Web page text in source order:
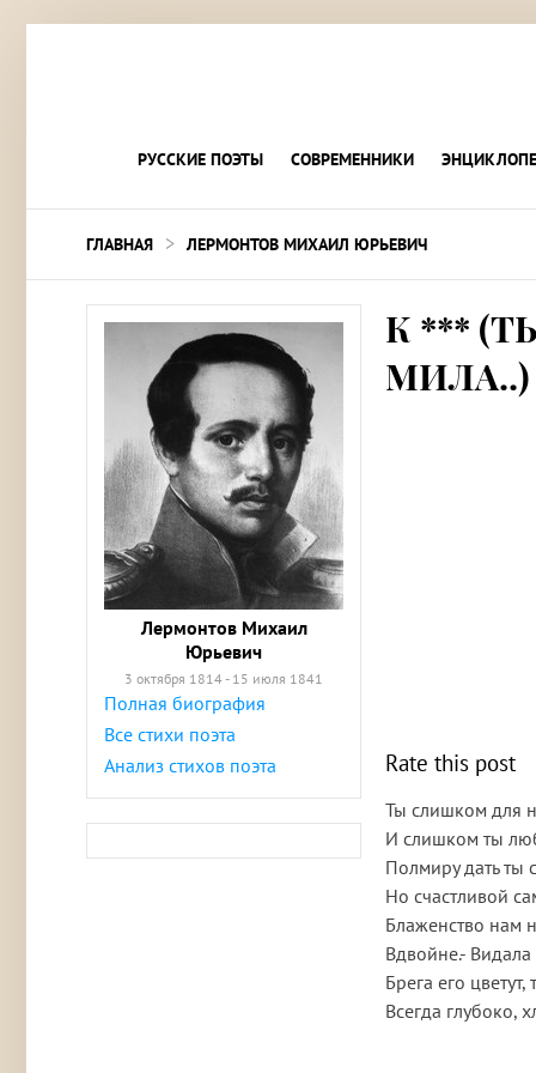
РУССКИЕ ПОЭТЫ СОВРЕМЕННИКИ
ГЛАВНАЯ > ЛЕРМОНТОВ МИХАИЛ ЮРЬЕВИЧ
Лермонтов Михаил
Юрьевич
3 октября 1814 - 15 июля 1841
Полная биография
Все стихи поэта
Анализ стихов поэта
К ***
МИЛА..)
Rate this post
Ты слишком для
И слишком ты
Полмиру дать ты
Но счастливой
Блаженство нам
Вдвойне.-
Брега его
Всегда глубоко,